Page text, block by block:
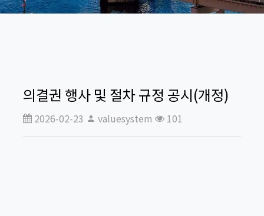
의결권 행사 및 절차 규정 공시(개정)
2026-02-23 valuesystem 101